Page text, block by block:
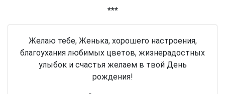
***
Желаю тебе, Женька, хорошего настроения,
благоухания любимых цветов, жизнерадостных
улыбок и счастья желаем в твой День
рождения!